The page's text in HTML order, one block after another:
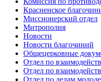
Красненское
Миссионерский отдел
Митрополия
Новости
Новости благочиний
Общецерковные
Отдел по
Отдел по
Отдел по делам